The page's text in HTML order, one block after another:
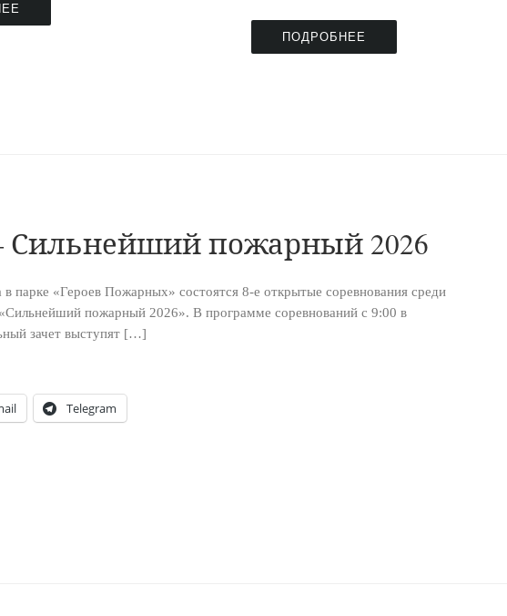
ПОДРОБНЕЕ
пожарный 2026
парке «Героев Пожарных» состоятся 8-е открытые соревнования среди
пожарный 2026». В программе соревнований с 9:00 в
зачет выступят […]
Telegram